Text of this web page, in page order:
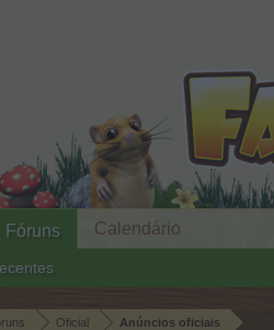
Oficial Anúncios oficiais
Fóruns Calendário